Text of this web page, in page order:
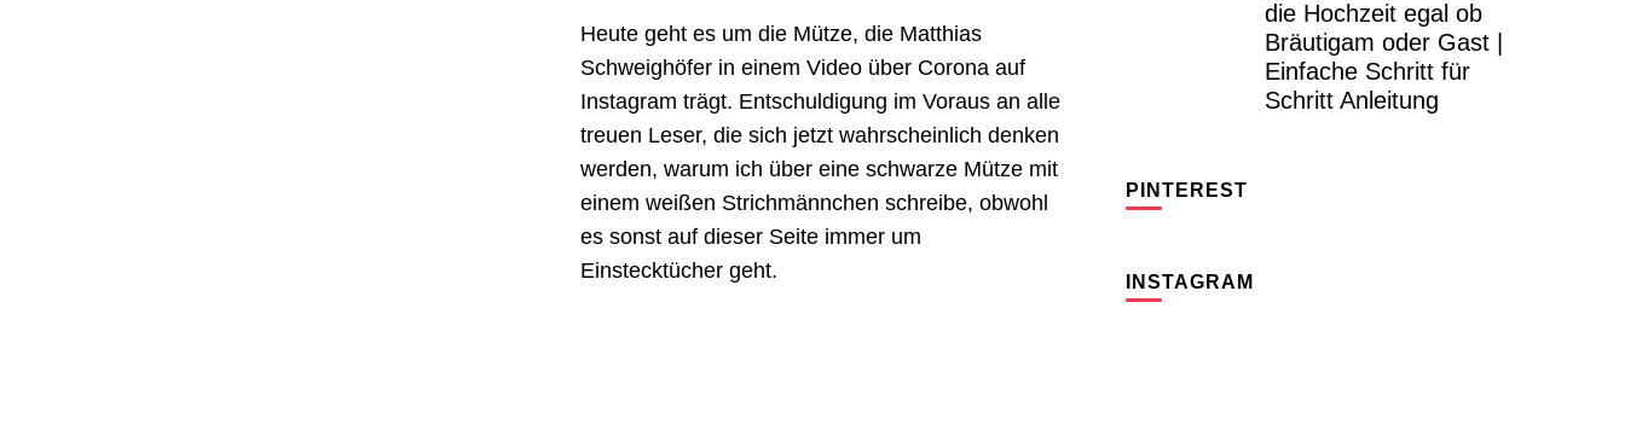
Heute geht es um die Mütze, die Matthias
Schweighöfer in einem Video über Corona auf
Instagram trägt. Entschuldigung im Voraus an alle
treuen Leser, die sich jetzt wahrscheinlich denken
werden, warum ich über eine schwarze Mütze mit
einem weißen Strichmännchen schreibe, obwohl
es sonst auf dieser Seite immer um
Einstecktücher geht.
die Hochzeit egal ob
Bräutigam oder Gast |
Einfache Schritt für
Schritt Anleitung
PINTEREST
INSTAGRAM